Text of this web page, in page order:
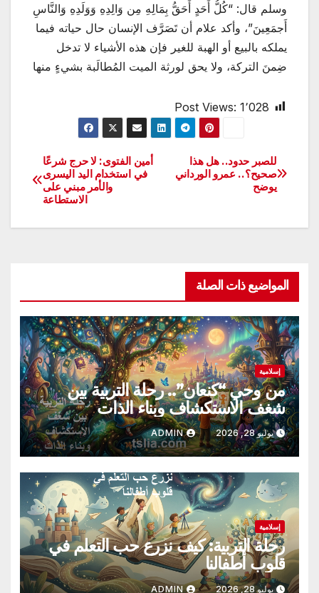
وسلم قال: “كُلُّ أَحَدٍ أَحَقُّ بِمَالِهِ مِن وَالِدِهِ وَوَلَدِهِ وَالنَّاسِ
أَجمَعِينَ”، وأكد علام أن تَصَرَّف الإنسان حال حياته فيما
يملكه بالبيع أو الهبة للغير فإن هذه الأشياء لا تدخل
ضِمنَ التركة، ولا يحق لورثة الميت المُطالَبة بشيءٍ منها
Post Views: 1٬028
تصفّح
المقالات
أمين الفتوى: لا حرج شرعًا
في استخدام اليد اليسرى
والأمر مبني على
الاستطاعة
للصبر حدود.. هل هذا
صحيح؟.. عمرو الورداني
يوضح
المواضيع ذات الصلة
إسلامية
من وحي “كنعان”.. رحلة التربية بين
شغف الاستكشاف وبناء الذات
يوليو 28, 2026 ADMIN
إسلامية
رحلة التربية: كيف نزرع حب التعلم في
قلوب أطفالنا
يوليو 28, 2026 ADMIN